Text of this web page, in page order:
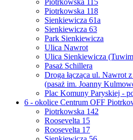
Piotrkowska 118
Sienkiewicza 61a
Sienkiewicza 63
Park Sienkiewicza
Ulica Nawrot
Ulica Sienkiewicza
Pasaż Schillera
Droga łącząca ul. Nawrot
(pasaż im. Joanny
Plac Komuny Paryskiej -
6 - okolice Centrum OFF
Piotrkowska 142
Roosevelta 15
Roosevelta 17